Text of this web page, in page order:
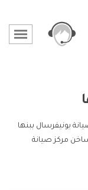
يونيفرسال ببنها
مركز صيانة